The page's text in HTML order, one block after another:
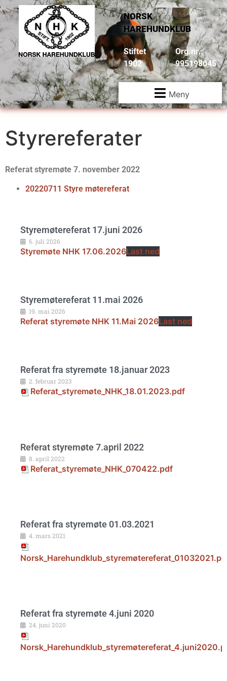
NORSK
HAREHUNDKLUB
Stiftet
1902
Org.nr.:
995198045
Meny
Styrereferater
Referat styremøte 7. november 2022
20220711 Styre møtereferat
Styremøtereferat 17.juni 2026
6. juli 2026
Styremøte NHK 17.06.2026Last ned
Styremøtereferat 11.mai 2026
19. mai 2026
Referat styremøte NHK 11.Mai 2026Last ned
Referat fra styremøte 18.januar 2023
2. februar 2023
Referat_styremøte_NHK_18.01.2023.pdf
Referat styremøte 7.april 2022
8. april 2022
Referat_styremøte_NHK_070422.pdf
Referat fra styremøte 01.03.2021
4. mars 2021
Referat fra styremøte 4.juni 2020
24. juni 2020